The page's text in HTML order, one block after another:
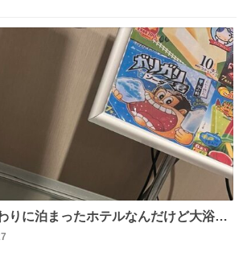
りに泊まったホテルなんだけど大浴場
て バニラがこれだった 粋な計らいあり